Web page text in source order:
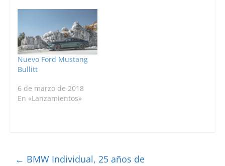
Nuevo Ford Mustang
Bullitt
6 de marzo de 2018
En «Lanzamientos»
← BMW Individual, 25 años de